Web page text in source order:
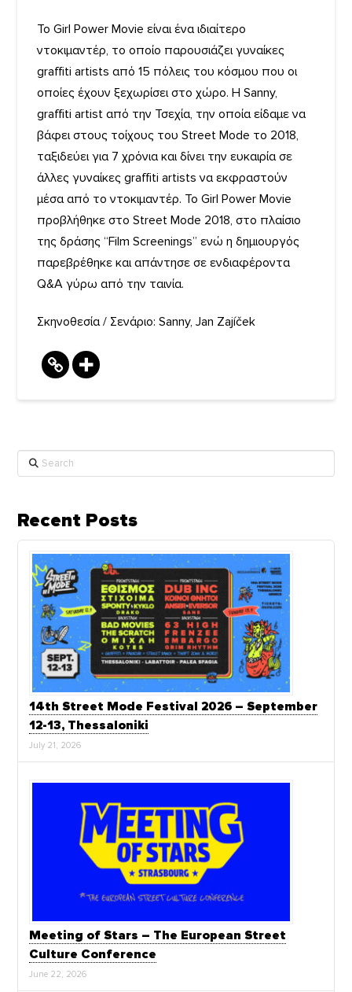
Το Girl Power Movie είναι ένα ιδιαίτερο
ντοκιμαντέρ, το οποίο παρουσιάζει γυναίκες
graffiti artists από 15 πόλεις του κόσμου που οι
οποίες έχουν ξεχωρίσει στο χώρο. Η Sanny,
graffiti artist από την Τσεχία, την οποία είδαμε να
βάφει στους τοίχους του Street Mode το 2018,
ταξιδεύει για 7 χρόνια και δίνει την ευκαιρία σε
άλλες γυναίκες graffiti artists να εκφραστούν
μέσα από το ντοκιμαντέρ. Το Girl Power Movie
προβλήθηκε στο Street Mode 2018, στο πλαίσιο
της δράσης “Film Screenings” ενώ η δημιουργός
παρεβρέθηκε και απάντησε σε ενδιαφέροντα
Q&A γύρω από την ταινία.
Σκηνοθεσία / Σενάριο: Sanny, Jan Zajíček
Search
Recent Posts
14th Street Mode Festival 2026 – September
12-13, Thessaloniki
July 21, 2026
Meeting of Stars – The European Street
Culture Conference
June 22, 2026